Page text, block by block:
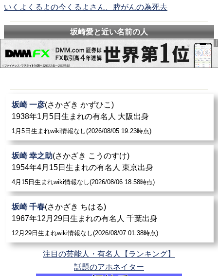
いくよくるよの今くるよさん、膵がんの為死去
坂崎愛と近い名前の人
坂崎 一彦(さかざき かずひこ)
1938年1月5日生まれの有名人 大阪出身
1月5日生まれwiki情報なし(2026/08/05 19:23時点)
坂崎 幸之助(さかざき こうのすけ)
1954年4月15日生まれの有名人 東京出身
4月15日生まれwiki情報なし(2026/08/06 18:58時点)
坂崎 千春(さかざき ちはる)
1967年12月29日生まれの有名人 千葉出身
12月29日生まれwiki情報なし(2026/08/07 01:38時点)
注目の芸能人・有名人【ランキング】
話題のアホネイター